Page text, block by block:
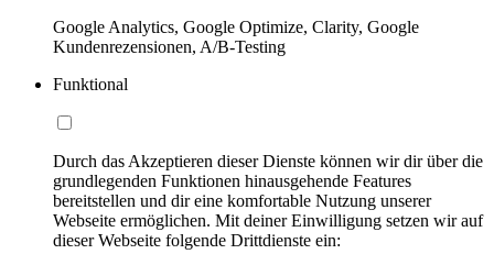
Google Analytics, Google Optimize, Clarity, Google
Kundenrezensionen, A/B-Testing
Funktional
Durch das Akzeptieren dieser Dienste können wir dir über die
grundlegenden Funktionen hinausgehende Features
bereitstellen und dir eine komfortable Nutzung unserer
Webseite ermöglichen. Mit deiner Einwilligung setzen wir auf
dieser Webseite folgende Drittdienste ein: